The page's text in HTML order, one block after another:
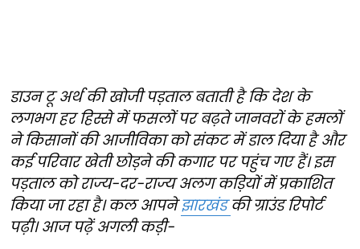
डाउन टू अर्थ की खोजी पड़ताल बताती है कि देश के
लगभग हर हिस्से में फसलों पर बढ़ते जानवरों के हमलों
ने किसानों की आजीविका को संकट में डाल दिया है और
कई परिवार खेती छोड़ने की कगार पर पहुंच गए हैं। इस
पड़ताल को राज्य-दर-राज्य अलग कड़ियों में प्रकाशित
किया जा रहा है। कल आपनेझारखंडकी ग्राउंड रिपोर्ट
पढ़ी। आज पढ़ें अगली कड़ी-